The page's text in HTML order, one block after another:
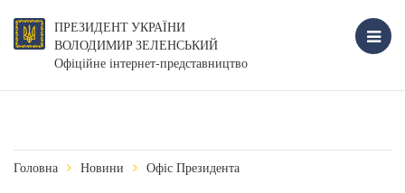
ПРЕЗИДЕНТ УКРАЇНИ
ВОЛОДИМИР ЗЕЛЕНСЬКИЙ
Офіційне інтернет-представництво
Головна Новини Офіс Президента